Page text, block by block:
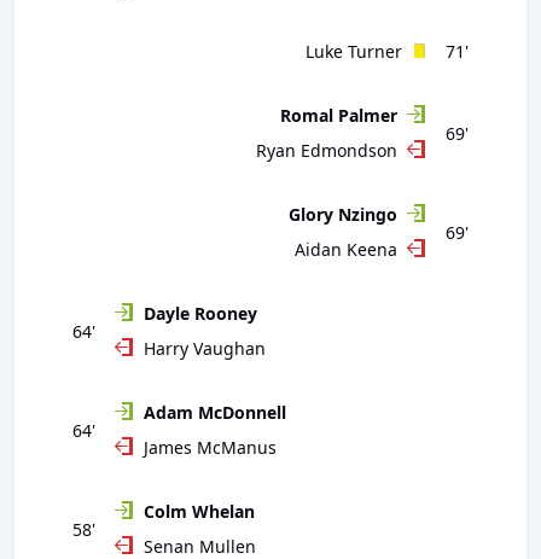
71'
Luke Turner
69'
Romal Palmer
Ryan Edmondson
69'
Glory Nzingo
Aidan Keena
64'
Dayle Rooney
Harry Vaughan
64'
Adam McDonnell
James McManus
58'
Colm Whelan
Senan Mullen